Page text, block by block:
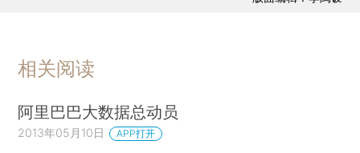
相关阅读
阿里巴巴大数据总动员
2013年05月10日 APP打开